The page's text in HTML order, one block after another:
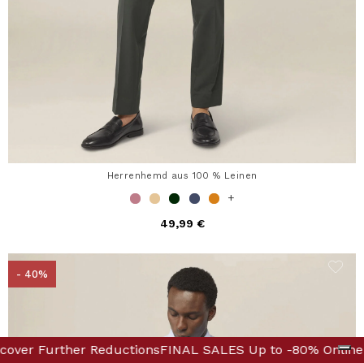
Further Reductions FINAL SALES Up to -
Herrenhemd aus 100 % Leinen
+
49,99 €
- 40%
to -80% Online & in Boutique! Discover Further